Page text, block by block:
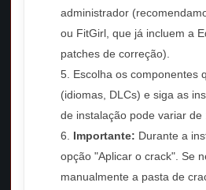
administrador
ou FitGirl, que já incluem a
patches de correção).
Escolha os componentes
(idiomas, DLCs) e siga as
de instalação pode variar de
Importante: Durante a
opção "Aplicar o crack". Se
manualmente a pasta de